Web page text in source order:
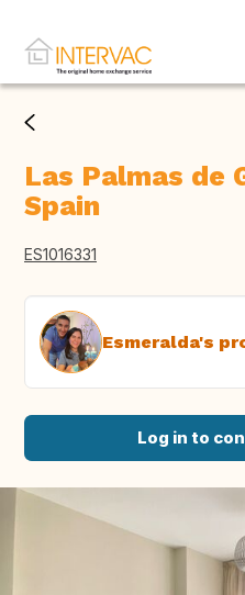
Las Palmas de
Spain
ES1016331
Esmeralda's
Log in to